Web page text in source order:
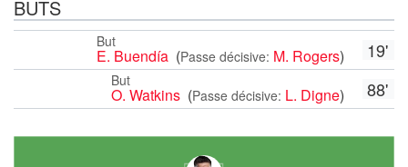
BUTS
19'
But
E. Buendía (Passe décisive: M. Rogers)
88'
But
O. Watkins (Passe décisive: L. Digne)